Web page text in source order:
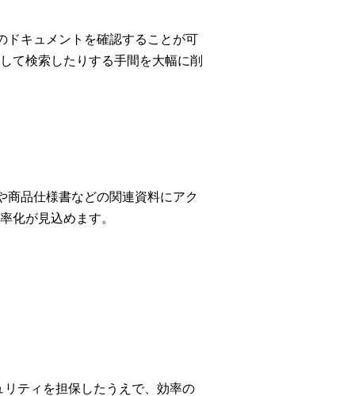
ドキュメントを確認することが可
て検索したりする手間を大幅に削
商品仕様書などの関連資料にアク
化が見込めます。
ティを担保したうえで、効率の